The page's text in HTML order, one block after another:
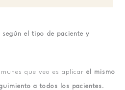
el tipo de paciente y
que veo es aplicar el mismo
a todos los pacientes.